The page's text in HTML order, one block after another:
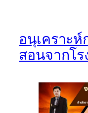
อนุเคราะห์
สอนจากโ